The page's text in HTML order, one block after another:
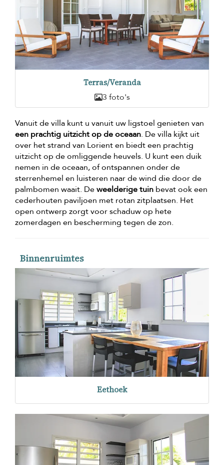
Terras/Veranda
3 foto's
Vanuit de villa kunt u vanuit uw ligstoel genieten van
een prachtig uitzicht op de oceaan. De villa kijkt uit
over het strand van Lorient en biedt een prachtig
uitzicht op de omliggende heuvels. U kunt een duik
nemen in de oceaan, of ontspannen onder de
sterrenhemel en luisteren naar de wind die door de
palmbomen waait. Deweelderige tuin bevat ook een
cederhouten paviljoen met rotan zitplaatsen. Het
open ontwerp zorgt voor schaduw op hete
zomerdagen en bescherming tegen de zon.
Binnenruimtes
Eethoek